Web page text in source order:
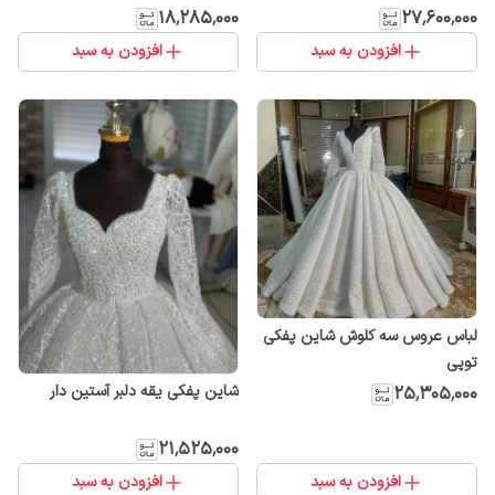
۲۷٬۶۰۰٬۰۰۰
افزودن به سبد
۱۸٬۲۸۵٬۰۰۰
افزودن به سبد
لباس عروس سه کلوش شاین پفکی
توپی
۲۵٬۳۰۵٬۰۰۰
افزودن به سبد
شاین پفکی یقه دلبر آستین دار
۲۱٬۵۲۵٬۰۰۰
افزودن به سبد